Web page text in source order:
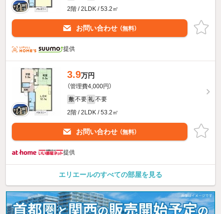
2階 / 2LDK / 53.2㎡
お問い合わせ （無料）
提供
3.9万円
（管理費4,000円）
敷 不要 礼 不要
2階 / 2LDK / 53.2㎡
お問い合わせ （無料）
提供
エリエールのすべての部屋を見る